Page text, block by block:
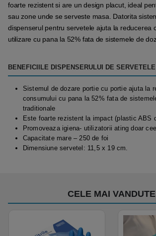
foarte rezistent si are un design placut, ideal
sau zone unde se serveste masa. Datorita
dispenserul pentru servetele ajuta la reducerea
utilizare cu pana la 52% fata de sistemele de
BENEFICIILE DISPENSERULUI DE
Sistemul de dozare portie cu portie ajuta la
consumului cu pana la 52% fata de
traditionale
Este foarte rezistent la impact (plastic ABS
Promoveaza igiena- utilizatorii ating doar
Capacitate mare – 250 de foi
Dimensiune servetel: 11,5 x 19 cm.
CELE MAI VANDUTE